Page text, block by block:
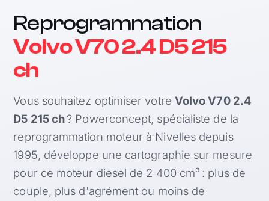
Reprogrammation
Volvo V70 2.4 D5 215
ch
Vous souhaitez optimiser votre Volvo V70 2.4
D5 215 ch? Powerconcept, spécialiste de la
reprogrammation moteur à Nivelles depuis
1995, développe une cartographie sur mesure
pour ce moteur diesel de 2 400 cm³ : plus de
couple, plus d'agrément ou moins de